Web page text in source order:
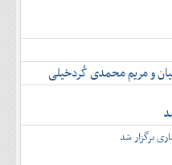
و مریم محمدی کُردخیلی
برگزار شد